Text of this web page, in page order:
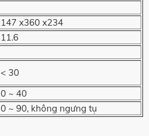
147 x360 x234
11.6
< 30
0 ~ 40
0 ~ 90, không ngưng tụ